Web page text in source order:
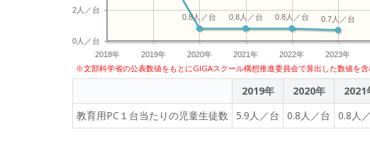
2018年 2019年 2020年 2021年 2022年 2023年
0人／台
2人／台
0.7人／台
0.8人／台
0.8人／台
0.8人／台
※文部科学省の公表数値をもとにGIGAスクール構想推進委員会で算出した数値を
2019年 2020年 2021
教育用PC１台当たりの児童生徒数
5.9人／台 0.8人／台 0.8人